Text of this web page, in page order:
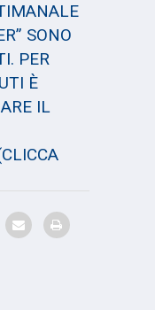
SONO
PER
È
IL